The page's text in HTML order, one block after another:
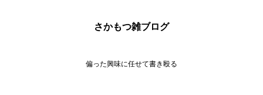
さかもつ雑ブログ
偏った興味に任せて書き殴る